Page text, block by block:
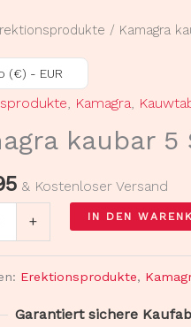
/ Kamagra
(€) - EUR
, Kamagra,
kaubar
& Kostenloser Versand
+ IN DEN
Erektionsprodukte,
Garantiert sichere